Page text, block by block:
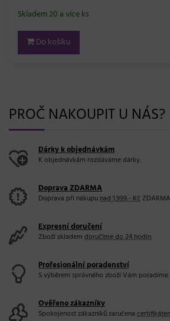
Skladem 20 a více ks
Do košíku
PROČ NAKOUPIT U NÁS?
Dárky k objednávkám
K objednávkám rozdáváme dárky.
Doprava ZDARMA
Doprava při nákupunad 1.999,- Kč
Expresní doručení
Zboží skladem doručíme do 24 hodin.
Profesionální poradenství
S výběrem správného zboží Vám
Ověřeno zákazníky
Spokojenost zákazníků zaručena